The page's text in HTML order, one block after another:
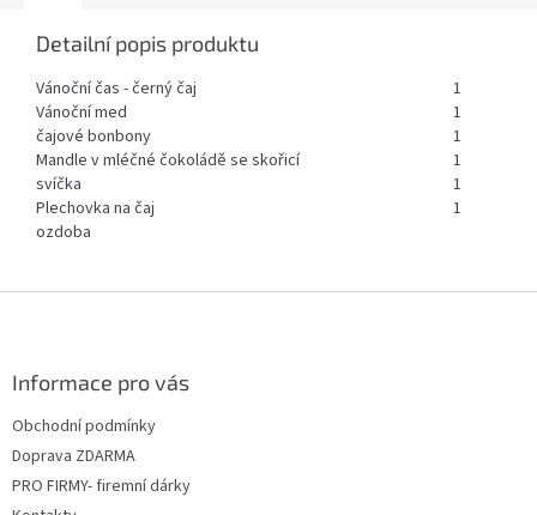
Detailní popis produktu
Vánoční čas - černý čaj
1
Vánoční med
1
čajové bonbony
1
Mandle v mléčné čokoládě se skořicí
1
svíčka
1
Plechovka na čaj
1
ozdoba
Informace pro vás
Obchodní podmínky
Doprava ZDARMA
PRO FIRMY- firemní dárky